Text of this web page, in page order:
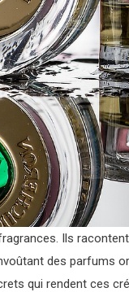
Ils
des parfums
qui rendent ces